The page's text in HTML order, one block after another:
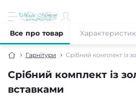
Гарнітури Срібний комплект із
Срібний комплект із
вставками
Все про товар